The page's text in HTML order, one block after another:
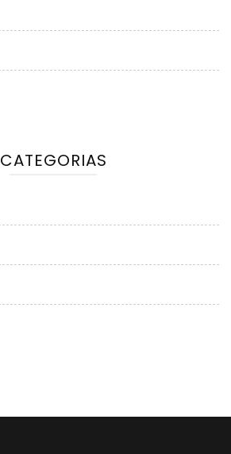
CATEGORIAS